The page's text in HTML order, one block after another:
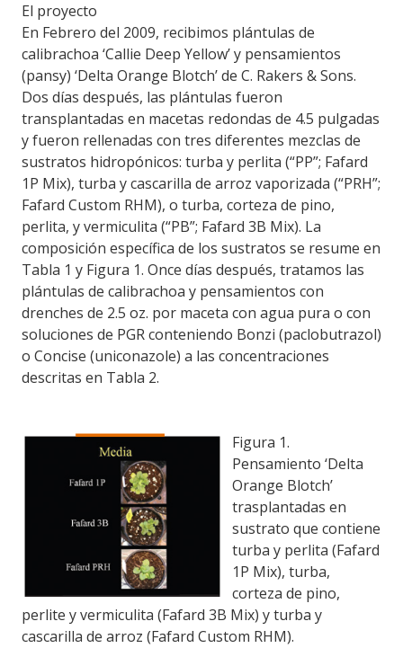
El proyecto
En Febrero del 2009, recibimos plántulas de
calibrachoa ‘Callie Deep Yellow’ y pensamientos
(pansy) ‘Delta Orange Blotch’ de C. Rakers & Sons.
Dos días después, las plántulas fueron
transplantadas en macetas redondas de 4.5 pulgadas
y fueron rellenadas con tres diferentes mezclas de
sustratos hidropónicos: turba y perlita (“PP”; Fafard
1P Mix), turba y cascarilla de arroz vaporizada (“PRH”;
Fafard Custom RHM), o turba, corteza de pino,
perlita, y vermiculita (“PB”; Fafard 3B Mix). La
composición específica de los sustratos se resume en
Tabla 1 y Figura 1. Once días después, tratamos las
plántulas de calibrachoa y pensamientos con
drenches de 2.5 oz. por maceta con agua pura o con
soluciones de PGR conteniendo Bonzi (paclobutrazol)
o Concise (uniconazole) a las concentraciones
descritas en Tabla 2.
Figura 1.
Pensamiento ‘Delta
Orange Blotch’
trasplantadas en
sustrato que contiene
turba y perlita (Fafard
1P Mix), turba,
corteza de pino,
perlite y vermiculita (Fafard 3B Mix) y turba y
cascarilla de arroz (Fafard Custom RHM).